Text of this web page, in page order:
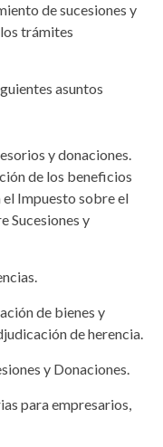
de sucesiones y
trámites
asuntos
y donaciones.
de los beneficios
Impuesto sobre el
Sucesiones y
de bienes y
de herencia.
y Donaciones.
para empresarios,